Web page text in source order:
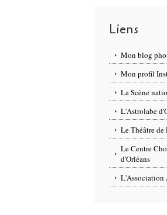
Liens
Mon blog
Mon profil
La Scène
L'Astrolabe
Le Théâtre de
Le Centre
d'Orléans
L'Association